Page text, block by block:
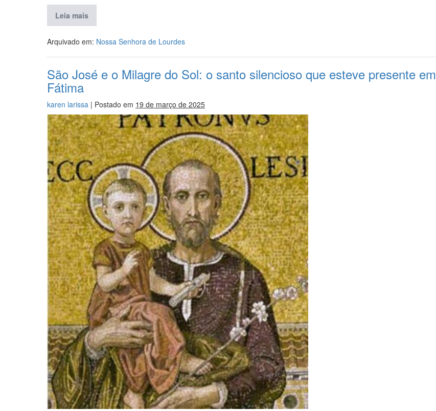
Leia mais
Arquivado em: Nossa Senhora de Lourdes
São José e o Milagre do Sol: o santo silencioso que esteve presente em
Fátima
karen larissa | Postado em 19 de março de 2025